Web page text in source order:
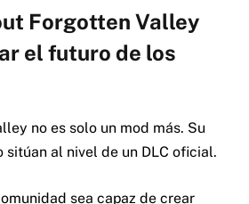
Forgotten Valley
el futuro de los
no es solo un mod más. Su
al nivel de un DLC oficial.
sea capaz de crear